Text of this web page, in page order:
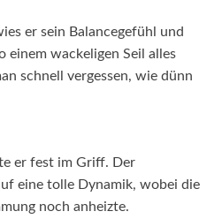
er sein Balancegefühl und
einem wackeligen Seil alles
schnell vergessen, wie dünn
er fest im Griff. Der
eine tolle Dynamik, wobei die
noch anheizte.